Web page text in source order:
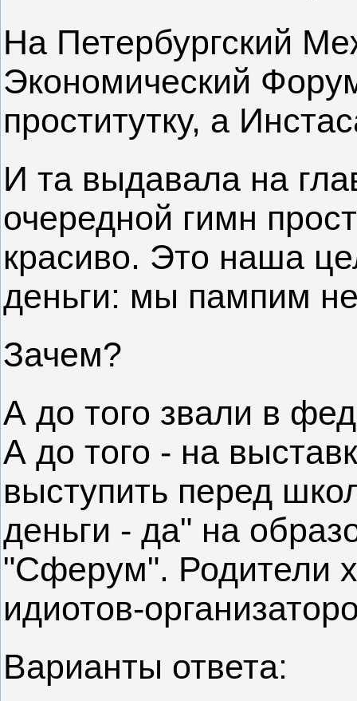
На Петербургский
Экономический
проститутку, а
И та выдавала на
очередной гимн
красиво. Это наша
деньги: мы пампим
Зачем?
А до того звали в
А до того - на
выступить перед
деньги - да" на
"Сферум". Родители
идиотов-
Варианты ответа: